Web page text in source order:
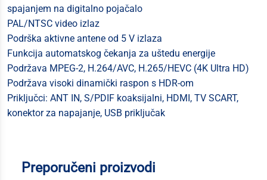
spajanjem na digitalno pojačalo
PAL/NTSC video izlaz
Podrška aktivne antene od 5 V izlaza
Funkcija automatskog čekanja za uštedu energije
Podržava MPEG-2, H.264/AVC, H.265/HEVC (4K Ultra HD)
Podržava visoki dinamički raspon s HDR-om
Priključci: ANT IN, S/PDIF koaksijalni, HDMI, TV SCART,
konektor za napajanje, USB priključak
Preporučeni proizvodi